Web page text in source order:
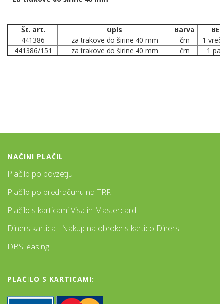
Št. art. Opis Barva
BE
441386
za trakove do širine 40 mm črn
1
441386/151
za trakove do širine 40 mm črn 1
NAČINI PLAČIL
Plačilo po povzetju
Plačilo po predračunu na TRR
Plačilo s karticami Visa in Mastercard.
Diners kartica - Nakup na obroke s kartico Diners
DBS leasing
PLAČILO S KARTICAMI: